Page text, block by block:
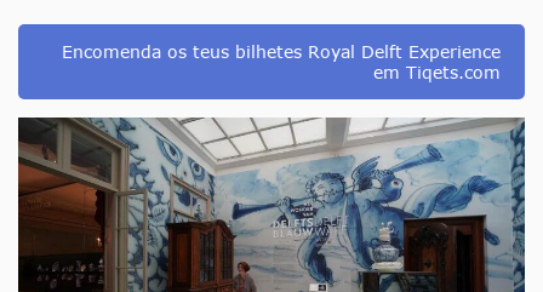
Encomenda os teus bilhetes Royal Delft Experience
em Tiqets.com